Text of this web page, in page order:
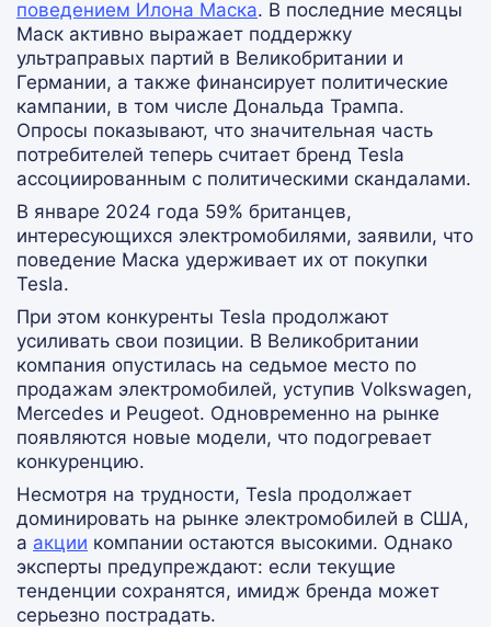
поведением Илона Маска. В последние месяцы
Маск активно выражает поддержку
ультраправых партий в Великобритании и
Германии, а также финансирует политические
кампании, в том числе Дональда Трампа.
Опросы показывают, что значительная часть
потребителей теперь считает бренд Tesla
ассоциированным с политическими скандалами.
В январе 2024 года 59% британцев,
интересующихся электромобилями, заявили, что
поведение Маска удерживает их от покупки
Tesla.
При этом конкуренты Tesla продолжают
усиливать свои позиции. В Великобритании
компания опустилась на седьмое место по
продажам электромобилей, уступив Volkswagen,
Mercedes и Peugeot. Одновременно на рынке
появляются новые модели, что подогревает
конкуренцию.
Несмотря на трудности, Tesla продолжает
доминировать на рынке электромобилей в США,
а акции компании остаются высокими. Однако
эксперты предупреждают: если текущие
тенденции сохранятся, имидж бренда может
серьезно пострадать.